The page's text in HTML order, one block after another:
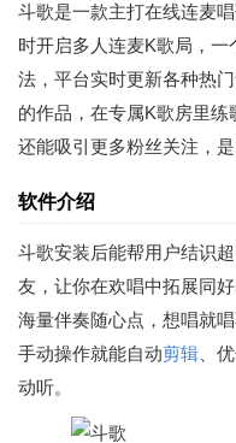
斗歌是一款主打在线连麦
时开启多人连麦K歌局，
法，平台实时更新各种热
的作品，在专属K歌房里
还能吸引更多粉丝关注，
软件介绍
斗歌安装后能帮用户结识
友，让你在欢唱中拓展同
海量伴奏随心点，想唱就
手动操作就能自动剪辑 、
动听。